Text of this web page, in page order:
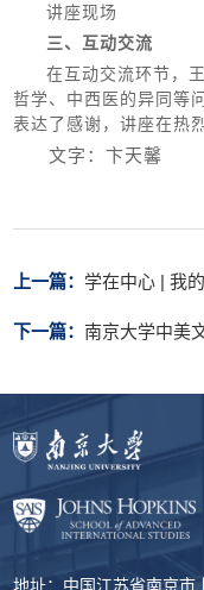
讲座现场
三、互动交流
在互动交流环节，
哲学、中西医的异同等
表达了感谢，讲座在热
文字：卞天馨
上一篇： 学在中心 | 我
下一篇： 南京大学中美
地址：中国江苏省南京市